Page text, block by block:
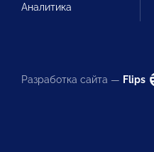
Аналитика
Разработка сайта — Flips